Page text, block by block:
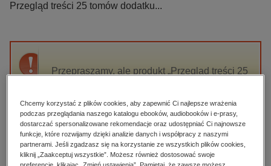
Zobacz wszystkie E-prasa
budownictwo, aranżacja wnętrz
darmowe wydania
edukacja
hobby, sport, rozrywka
komputery, internet, technologie, informatyka
Przegląd treści 25 tomów dodatku...
Przepraszamy, ale produkt „Przegląd treści 25
Literackiego" : (1872-1892)” nie jest dostępny.
High-contrast mode
Chcemy korzystać z plików cookies, aby zapewnić Ci najlepsze wrażenia
podczas przeglądania naszego katalogu ebooków, audiobooków i e-prasy,
dostarczać spersonalizowane rekomendacje oraz udostępniać Ci najnowsze
funkcje, które rozwijamy dzięki analizie danych i współpracy z naszymi
partnerami. Jeśli zgadzasz się na korzystanie ze wszystkich plików cookies,
kliknij „Zaakceptuj wszystkie”. Możesz również dostosować swoje